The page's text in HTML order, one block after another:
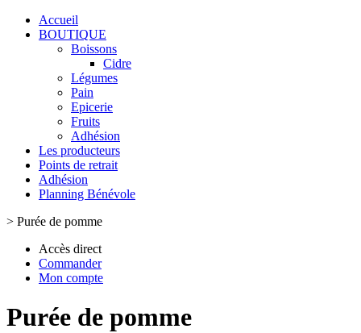
Accueil
BOUTIQUE
Boissons
Cidre
Légumes
Pain
Epicerie
Fruits
Adhésion
Les producteurs
Points de retrait
Adhésion
Planning Bénévole
> Purée de pomme
Accès direct
Commander
Mon compte
Purée de pomme